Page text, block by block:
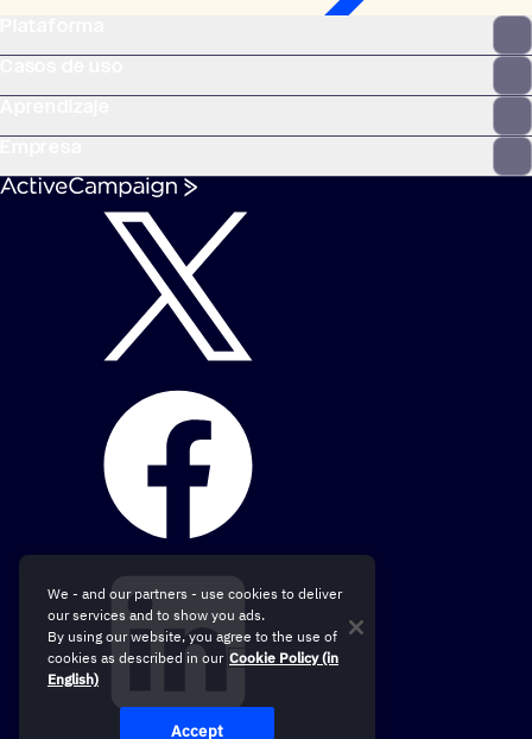
We - and our partners - use cookies to deliver
our services and to show you ads.
By using our website, you agree to the use of
cookies as described in our Cookie Policy (in
English)
Accept